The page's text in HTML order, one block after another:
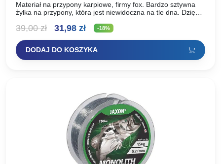
Materiał na przypony karpiowe, firmy fox. Bardzo sztywna
żyłka na przypony, która jest niewidoczna na tle dna. Dzięki
39,00zł
Pierwotna
cena
wynosiła:
31,98 złAktualna
cena
wynosi:
-18%
DODAJ DO KOSZYKA